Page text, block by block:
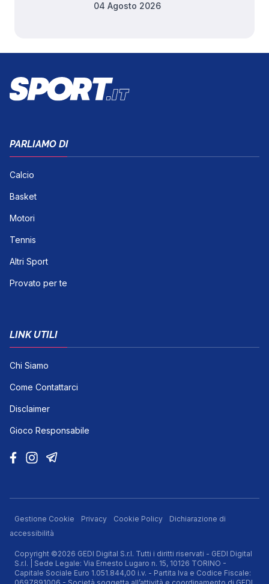
04 Agosto 2026
PARLIAMO DI
Calcio
Basket
Motori
Tennis
Altri Sport
Provato per te
LINK UTILI
Chi Siamo
Come Contattarci
Disclaimer
Gioco Responsabile
Gestione Cookie Privacy Cookie Policy
Dichiarazione di
accessibilità
Copyright ©2026 GEDI Digital S.r.l. Tutti i diritti riservati - GEDI Digital
S.r.l. | Sede Legale: Via Ernesto Lugaro n. 15, 10126 TORINO -
Capitale Sociale Euro 1.051.844,00 i.v. - Partita Iva e Codice Fiscale: